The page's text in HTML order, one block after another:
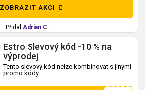
ZOBRAZIT AKCI
Přidal Adrian C.
Estro Slevový kód -10 % na
výprodej
Tento slevový kód nelze kombinovat s jinými
promo kódy.